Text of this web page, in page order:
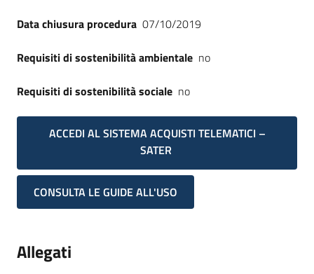
Data chiusura procedura 07/10/2019
Requisiti di sostenibilità ambientale no
Requisiti di sostenibilità sociale no
ACCEDI AL SISTEMA ACQUISTI TELEMATICI –
SATER
CONSULTA LE GUIDE ALL'USO
Allegati